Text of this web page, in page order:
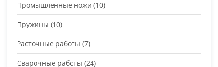
Промышленные ножи (10)
Пружины (10)
Расточные работы (7)
Сварочные работы (24)